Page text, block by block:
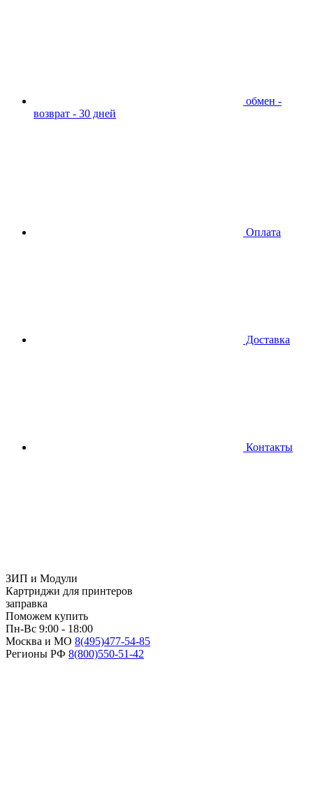
обмен -
возврат - 30 дней
Оплата
Доставка
Контакты
ЗИП и Модули
Картриджи для принтеров
заправка
Поможем купить
Пн-Вс 9:00 - 18:00
Москва и МО 8(495)477-54-85
Регионы РФ 8(800)550-51-42